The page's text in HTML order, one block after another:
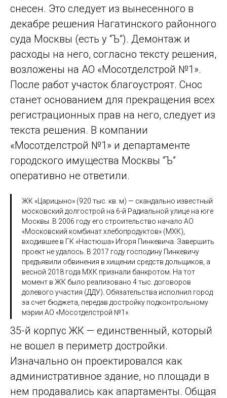
снесен. Это следует из вынесенного в
декабре решения Нагатинского районного
суда Москвы (есть у “Ъ”). Демонтаж и
расходы на него, согласно тексту решения,
возложены на АО «Мосотделстрой №1».
После работ участок благоустроят. Снос
станет основанием для прекращения всех
регистрационных прав на него, следует из
текста решения. В компании
«Мосотделстрой №1» и департаменте
городского имущества Москвы “Ъ”
оперативно не ответили.
ЖК «Царицыно» (920 тыс. кв. м) — скандально известный
московский долгострой на 6-й Радиальной улице на юге
Москвы. В 2006 году его строительство начало АО
«Московский комбинат хлебопродуктов» (МХК),
входившее в ГК «Настюша» Игоря Пинкевича. Завершить
проект не удалось. В 2017 году господину Пинкевичу
предъявили обвинения в хищении средств дольщиков, а
весной 2018 года МХК признали банкротом. На тот
момент в ЖК было реализовано 4 тыс. договоров
долевого участия (ДДУ). Обязательства исполнил город
за счет бюджета, передав достройку подконтрольному
мэрии АО «Мосотделстрой №1».
35-й корпус ЖК — единственный, который
не вошел в периметр достройки.
Изначально он проектировался как
административное здание, но площади в
нем продавались как апартаменты. Общая